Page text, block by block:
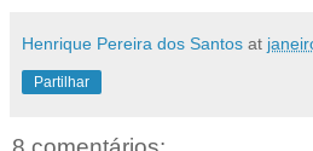
Henrique Pereira dos Santos at
Partilhar